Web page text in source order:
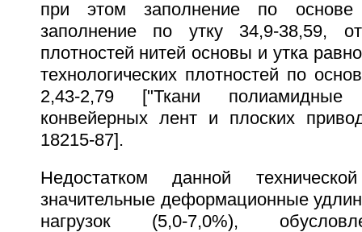
при этом заполнение по основе
заполнение по утку 34,9-38,59,
плотностей нитей основы и утка
технологических плотностей по
2,43-2,79 ["Ткани полиамидные
конвейерных лент и плоских
18215-87].
Недостатком данной
значительные деформационные
нагрузок (5,0-7,0%),